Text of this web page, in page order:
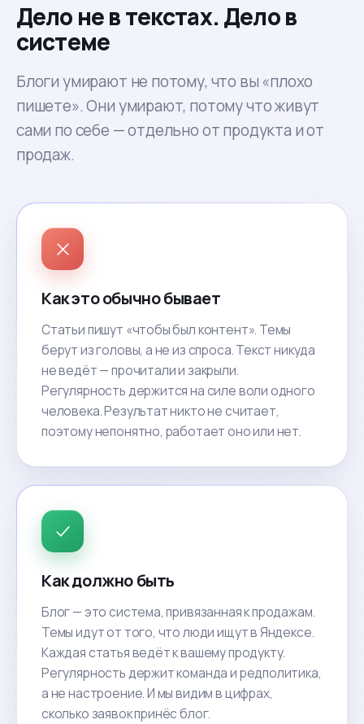
Дело не в текстах. Дело в
системе
Блоги умирают не потому, что вы «плохо
пишете». Они умирают, потому что живут
сами по себе — отдельно от продукта и от
продаж.
Как это обычно бывает
Статьи пишут «чтобы был контент». Темы
берут из головы, а не из спроса. Текст никуда
не ведёт — прочитали и закрыли.
Регулярность держится на силе воли одного
человека. Результат никто не считает,
поэтому непонятно, работает оно или нет.
Как должно быть
Блог — это система, привязанная к продажам.
Темы идут от того, что люди ищут в Яндексе.
Каждая статья ведёт к вашему продукту.
Регулярность держит команда и редполитика,
а не настроение. И мы видим в цифрах,
сколько заявок принёс блог.